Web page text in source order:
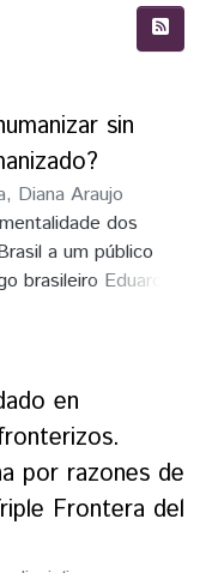
sin
Diana Araujo
dos
a um público
brasileiro Eduardo
uma imagem
imagem concisa
embora simplifique
à complexidade
e Murta:
da Alma Selvagem"
traduções do
são do autor),
en
por razones de
Frontera del